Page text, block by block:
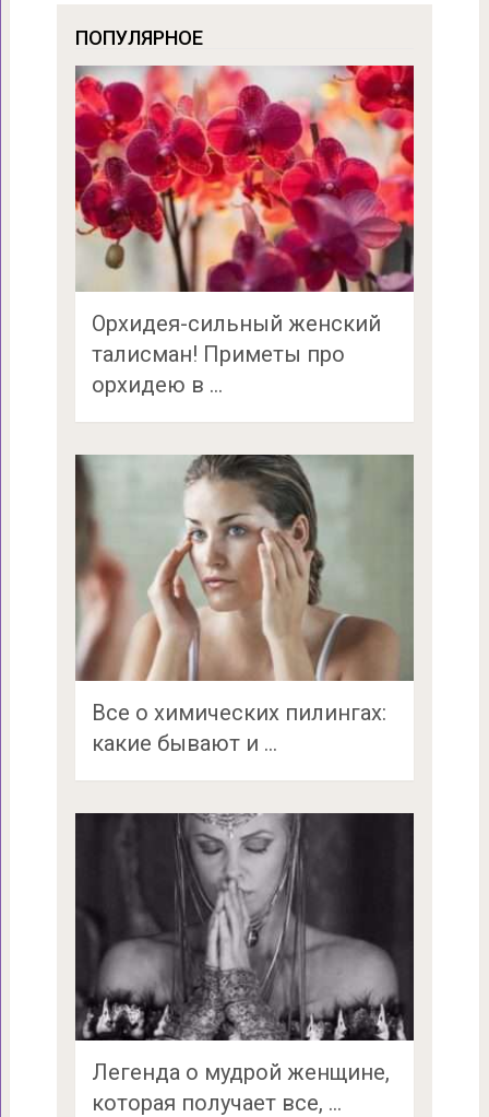
ПОПУЛЯРНОЕ
Орхидея-сильный женский
талисман! Приметы про
орхидею в …
Все о химических пилингах:
какие бывают и …
Легенда о мудрой женщине,
которая получает все, …